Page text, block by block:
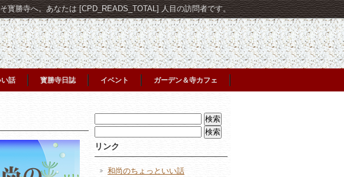
寳勝寺へ。あなたは [CPD_READS_TOTAL] 人目の訪問者です。
話 寳勝寺日誌 イベント ガーデン＆寺カフェ
索:
索:
リンク
和尚のちょっといい話